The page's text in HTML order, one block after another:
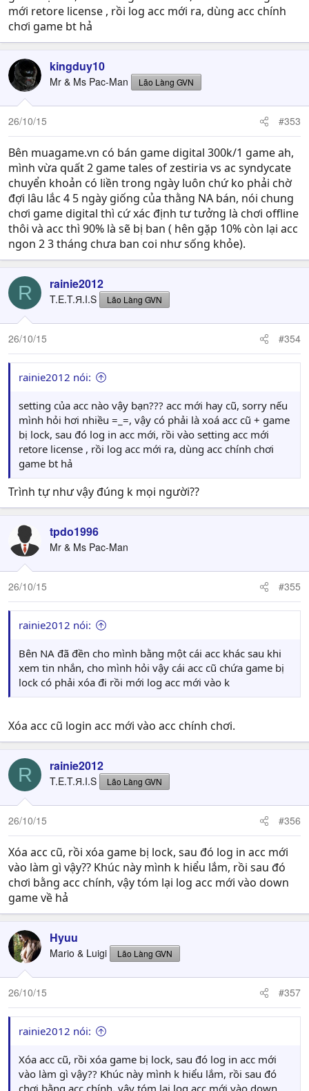
mới retore license , rồi log acc mới ra, dùng acc chính
chơi game bt hả
kingduy10
Mr & Ms Pac-Man Lão Làng GVN
26/10/15 #353
Bên muagame.vn có bán game digital 300k/1 game ah,
mình vừa quất 2 game tales of zestiria vs ac syndycate
chuyển khoản có liền trong ngày luôn chứ ko phải chờ
đợi lâu lắc 4 5 ngày giống của thằng NA bán, nói chung
chơi game digital thì cứ xác định tư tưởng là chơi offline
thôi và acc thì 90% là sẽ bị ban ( hên gặp 10% còn lại acc
ngon 2 3 tháng chưa ban coi như sống khỏe).
R rainie2012
T.E.T.Я.I.S Lão Làng GVN
26/10/15 #354
rainie2012 nói:
setting của acc nào vậy bạn??? acc mới hay cũ, sorry nếu
mình hỏi hơi nhiều =_=, vậy có phải là xoá acc cũ + game
bị lock, sau đó log in acc mới, rồi vào setting acc mới
retore license , rồi log acc mới ra, dùng acc chính chơi
game bt hả
Trình tự như vậy đúng k mọi người??
tpdo1996
Mr & Ms Pac-Man
26/10/15 #355
rainie2012 nói:
Bên NA đã đền cho mình bằng một cái acc khác sau khi
xem tin nhắn, cho mình hỏi vậy cái acc cũ chứa game bị
lock có phải xóa đi rồi mới log acc mới vào k
Xóa acc cũ login acc mới vào acc chính chơi.
R rainie2012
T.E.T.Я.I.S Lão Làng GVN
26/10/15 #356
Xóa acc cũ, rồi xóa game bị lock, sau đó log in acc mới
vào làm gì vậy?? Khúc này mình k hiểu lắm, rồi sau đó
chơi bằng acc chính, vậy tóm lại log acc mới vào down
game về hả
Hyuu
Mario & Luigi Lão Làng GVN
26/10/15 #357
rainie2012 nói:
Xóa acc cũ, rồi xóa game bị lock, sau đó log in acc mới
vào làm gì vậy?? Khúc này mình k hiểu lắm, rồi sau đó
chơi bằng acc chính, vậy tóm lại log acc mới vào down